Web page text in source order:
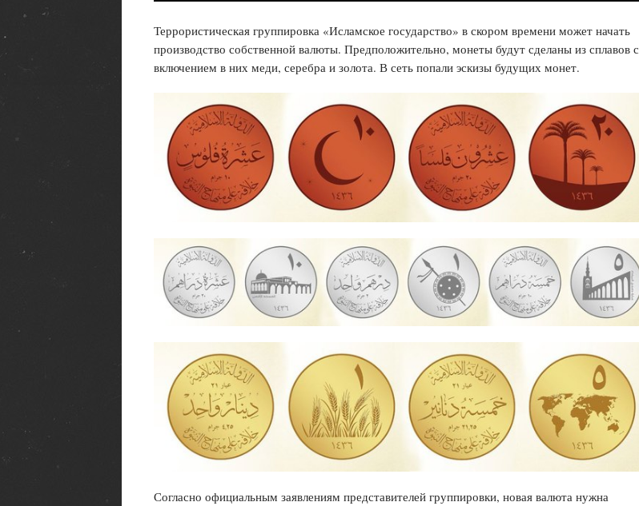
Террористическая группировка «Исламское государство» в скором времени может начать
производство собственной валюты. Предположительно, монеты будут сделаны из сплавов с
включением в них меди, серебра и золота. В сеть попали эскизы будущих монет.
Согласно официальным заявлениям представителей группировки, новая валюта нужна